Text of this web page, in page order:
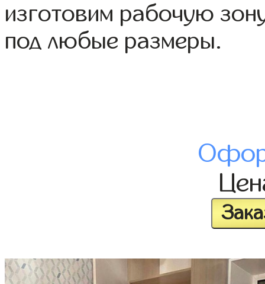
изготовим рабочую
под любые размеры.